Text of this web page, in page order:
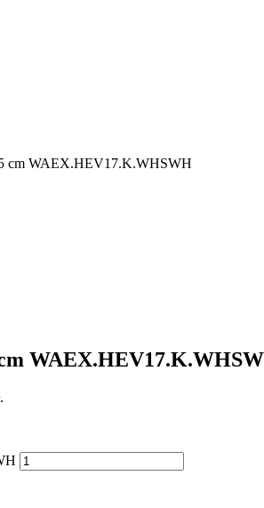
cm WAEX.HEV17.K.WHSWH